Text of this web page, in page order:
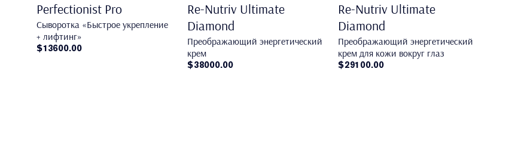
Perfectionist Pro
Сыворотка «Быстрое укрепление
+ лифтинг»
$13600.00
Re-Nutriv Ultimate
Diamond
Преображающий энергетический
крем
$38000.00
Re-Nutriv Ultimate
Diamond
Преображающий энергетический
крем для кожи вокруг глаз
$29100.00